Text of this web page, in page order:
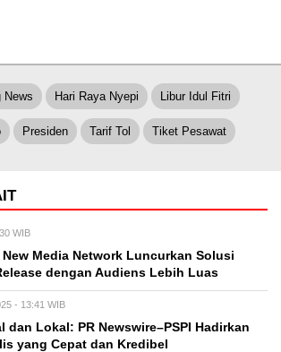
News Hari Raya Nyepi Libur Idul Fitri
Presiden Tarif Tol Tiket Pesawat
WIB
Media Network Luncurkan Solusi
dengan Audiens Lebih Luas
- 13:41 WIB
dan Lokal: PR Newswire–PSPI Hadirkan
yang Cepat dan Kredibel